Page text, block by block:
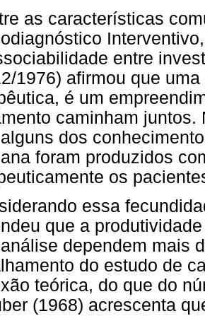
as características
entre
1976) afirmou que
é um
caminham
dos
foram produzidos
os
essa
que a
dependem mais
do estudo de
teórica, do que do
(1968) acrescenta